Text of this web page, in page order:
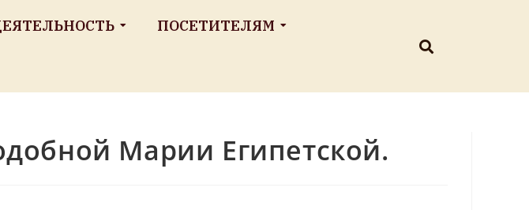
ПОСЕТИТЕЛЯМ
Марии Египетской.